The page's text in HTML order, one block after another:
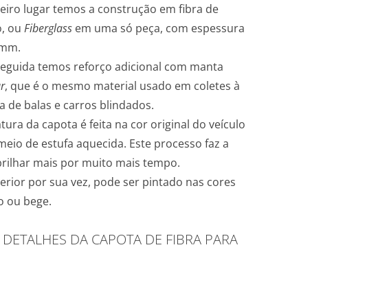
lugar temos a construção em fibra de
ou Fiberglassem uma só peça, com espessura
temos reforço adicional com manta
, que é o mesmo material usado em coletes à
de balas e carros blindados.
da capota é feita na cor original do veículo
de estufa aquecida. Este processo faz a
mais por muito mais tempo.
por sua vez, pode ser pintado nas cores
ou bege.
DA CAPOTA DE FIBRA PARA